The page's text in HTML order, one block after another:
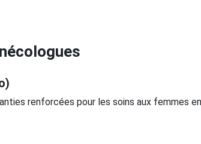
renforcées pour les soins aux femmes